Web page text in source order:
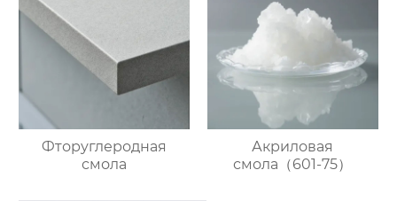
Фторуглеродная
смола
Акриловая
смола（601-75）